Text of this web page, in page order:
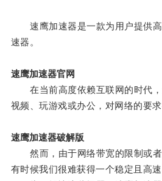
速鹰加速器是一款为用户提供高
速器。
速鹰加速器官网
在当前高度依赖互联网的时代，
视频、玩游戏或办公，对网络的要求
速鹰加速器破解版
然而，由于网络带宽的限制或者
有时候我们很难获得一个稳定且高速